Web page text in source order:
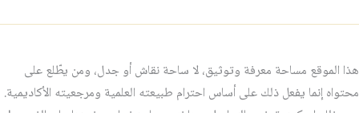
هذا الموقع مساحة معرفة وتوثيق، لا ساحة نقاش أو جدل، ومن يطّلع على
محتواه إنما يفعل ذلك على أساس احترام طبيعته العلمية ومرجعيته الأكاديمية.